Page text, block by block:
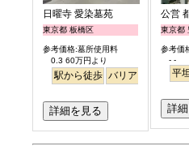
日曜寺 愛染墓苑
東京都 板橋区
参考価格:墓所使用料
0.3 60万円より
駅から徒歩 バリアフリー 個
詳細を見る
公営
東京都
参考価
- -
平
詳